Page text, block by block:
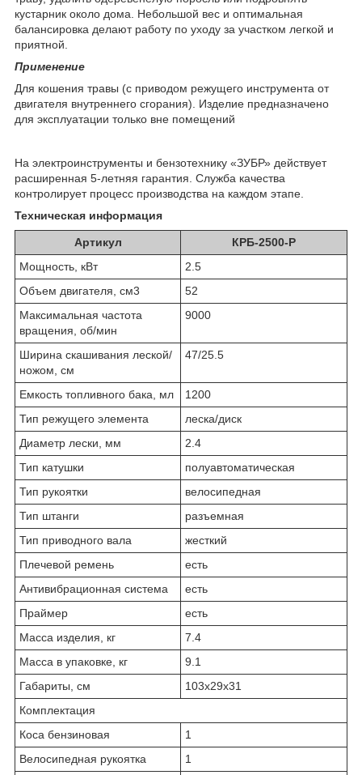
кустарник около дома. Небольшой вес и оптимальная
балансировка делают работу по уходу за участком легкой и
приятной.
Применение
Для кошения травы (с приводом режущего инструмента от
двигателя внутреннего сгорания). Изделие предназначено
для эксплуатации только вне помещений
На электроинструменты и бензотехнику «ЗУБР» действует
расширенная 5-летняя гарантия. Служба качества
контролирует процесс производства на каждом этапе.
Техническая информация
Артикул
КРБ-2500-Р
Мощность, кВт
2.5
Объем двигателя, см3
52
Максимальная частота
вращения, об/мин
9000
Ширина скашивания леской/
ножом, см
47/25.5
Емкость топливного бака, мл
1200
Тип режущего элемента
ле­ска/диск
Диаметр лески, мм
2.4
Тип катушки
по­лу­ав­то­ма­ти­че­ская
Тип рукоятки
ве­ло­си­пед­ная
Тип штанги
разъем­ная
Тип приводного вала
жест­кий
Плечевой ремень
есть
Антивибрационная система
есть
Праймер
есть
Масса изделия, кг
7.4
Масса в упаковке, кг
9.1
Габариты, см
103x29x31
Комплектация
Коса бензиновая
1
Велосипедная рукоятка
1